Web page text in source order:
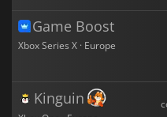
Game Boost
Xbox Series X · Europe
Kinguin